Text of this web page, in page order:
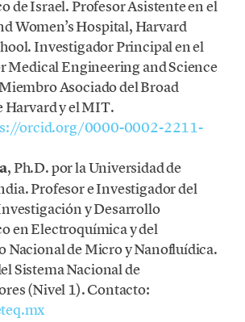
de Israel. Profesor Asistente en el
Women’s Hospital, Harvard
Investigador Principal en el
Medical Engineering and Science
Asociado del Broad
Harvard y el MIT.
orcid.org/0000-0002-2211-
, Ph.D. por la Universidad de
Profesor e Investigador del
y Desarrollo
en Electroquímica y del
Nacional de Micro y Nanofluídica.
Sistema Nacional de
(Nivel 1). Contacto: